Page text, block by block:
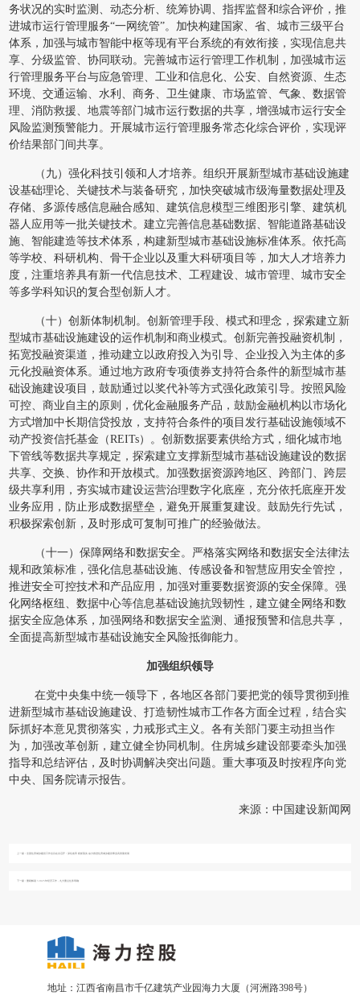
务状况的实时监测、动态分析、统筹协调、指挥监督和综合评价，推
进城市运行管理服务“一网统管”。加快构建国家、省、城市三级平台
体系，加强与城市智能中枢等现有平台系统的有效衔接，实现信息共
享、分级监管、协同联动。完善城市运行管理工作机制，加强城市运
行管理服务平台与应急管理、工业和信息化、公安、自然资源、生态
环境、交通运输、水利、商务、卫生健康、市场监管、气象、数据管
理、消防救援、地震等部门城市运行数据的共享，增强城市运行安全
风险监测预警能力。开展城市运行管理服务常态化综合评价，实现评
价结果部门间共享。
（九）强化科技引领和人才培养。组织开展新型城市基础设施建
设基础理论、关键技术与装备研究，加快突破城市级海量数据处理及
存储、多源传感信息融合感知、建筑信息模型三维图形引擎、建筑机
器人应用等一批关键技术。建立完善信息基础数据、智能道路基础设
施、智能建造等技术体系，构建新型城市基础设施标准体系。依托高
等学校、科研机构、骨干企业以及重大科研项目等，加大人才培养力
度，注重培养具有新一代信息技术、工程建设、城市管理、城市安全
等多学科知识的复合型创新人才。
（十）创新体制机制。创新管理手段、模式和理念，探索建立新
型城市基础设施建设的运作机制和商业模式。创新完善投融资机制，
拓宽投融资渠道，推动建立以政府投入为引导、企业投入为主体的多
元化投融资体系。通过地方政府专项债券支持符合条件的新型城市基
础设施建设项目，鼓励通过以奖代补等方式强化政策引导。按照风险
可控、商业自主的原则，优化金融服务产品，鼓励金融机构以市场化
方式增加中长期信贷投放，支持符合条件的项目发行基础设施领域不
动产投资信托基金（REITs）。创新数据要素供给方式，细化城市地
下管线等数据共享规定，探索建立支撑新型城市基础设施建设的数据
共享、交换、协作和开放模式。加强数据资源跨地区、跨部门、跨层
级共享利用，夯实城市建设运营治理数字化底座，充分依托底座开发
业务应用，防止形成数据壁垒，避免开展重复建设。鼓励先行先试，
积极探索创新，及时形成可复制可推广的经验做法。
（十一）保障网络和数据安全。严格落实网络和数据安全法律法
规和政策标准，强化信息基础设施、传感设备和智慧应用安全管控，
推进安全可控技术和产品应用，加强对重要数据资源的安全保障。强
化网络枢纽、数据中心等信息基础设施抗毁韧性，建立健全网络和数
据安全应急体系，加强网络和数据安全监测、通报预警和信息共享，
全面提高新型城市基础设施安全风险抵御能力。
加强组织领导
在党中央集中统一领导下，各地区各部门要把党的领导贯彻到推
进新型城市基础设施建设、打造韧性城市工作各方面全过程，结合实
际抓好本意见贯彻落实，力戒形式主义。各有关部门要主动担当作
为，加强改革创新，建立健全协同机制。住房城乡建设部要牵头加强
指导和总结评估，及时协调解决突出问题。重大事项及时按程序向党
中央、国务院请示报告。
来源：中国建设新闻网
上一篇：全国住房城乡建设工作会议在京召开：深化改革 狠抓落实 奋力推进住房城乡建设事业高质量发展
下一篇：重磅解读！2025年经济工作，九大重点任务明确
地址：江西省南昌市千亿建筑产业园海力大厦（河洲路398号）